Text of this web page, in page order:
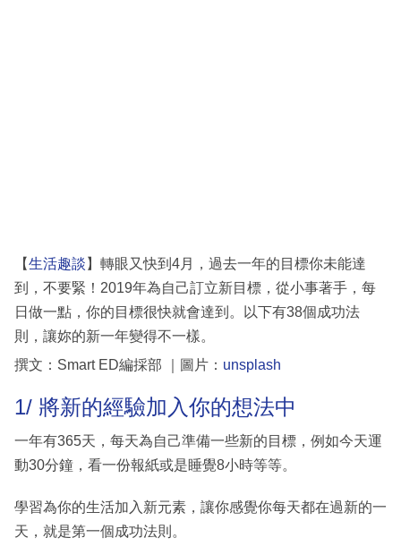
區
【生活趣談 】轉眼又快到4月，過去一年的目標你未能達
到，不要緊！2019年為自己訂立新目標，從小事著手，每
日做一點，你的目標很快就會達到。以下有38個成功法
則，讓妳的新一年變得不一樣。
撰文：Smart ED編採部 ｜圖片： unsplash
1/ 將新的經驗加入你的想法中
一年有365天，每天為自己準備一些新的目標，例如今天運
動30分鐘，看一份報紙或是睡覺8小時等等。
學習為你的生活加入新元素，讓你感覺你每天都在過新的一
天，就是第一個成功法則。